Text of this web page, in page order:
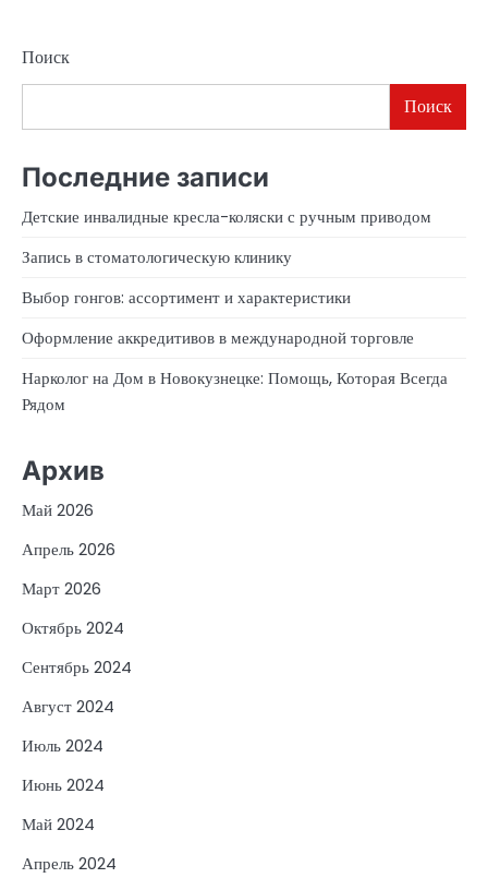
Поиск
Поиск
Последние записи
Детские инвалидные кресла-коляски с ручным приводом
Запись в стоматологическую клинику
Выбор гонгов: ассортимент и характеристики
Оформление аккредитивов в международной торговле
Нарколог на Дом в Новокузнецке: Помощь, Которая Всегда
Рядом
Архив
Май 2026
Апрель 2026
Март 2026
Октябрь 2024
Сентябрь 2024
Август 2024
Июль 2024
Июнь 2024
Май 2024
Апрель 2024